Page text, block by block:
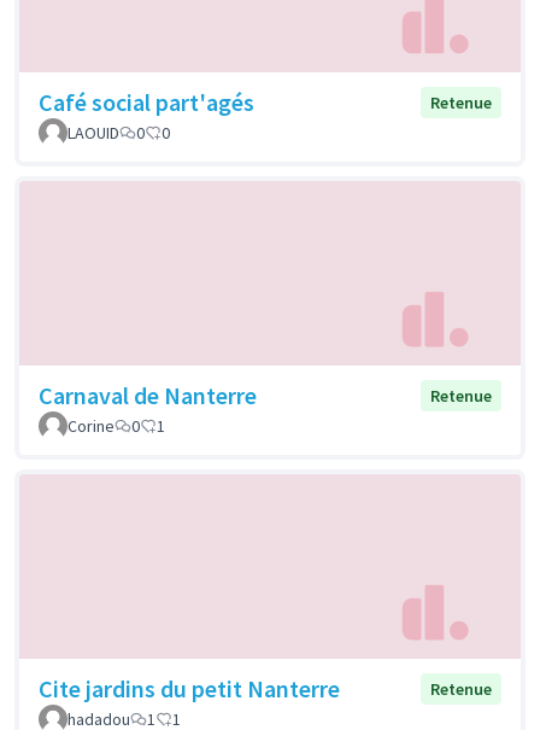
Café social part'agés
Retenue
LAOUID
0 0
Carnaval de Nanterre
Retenue
Corine
0 1
Cite jardins du petit Nanterre
Retenue
hadadou
1 1